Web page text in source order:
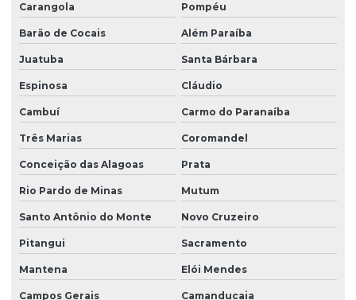
Carangola Pompéu
Barão de Cocais Além Paraíba
Juatuba Santa Bárbara
Espinosa Cláudio
Cambuí Carmo do Paranaíba
Três Marias Coromandel
Conceição das Alagoas Prata
Rio Pardo de Minas Mutum
Santo Antônio do Monte Novo Cruzeiro
Pitangui Sacramento
Mantena Elói Mendes
Campos Gerais Camanducaia